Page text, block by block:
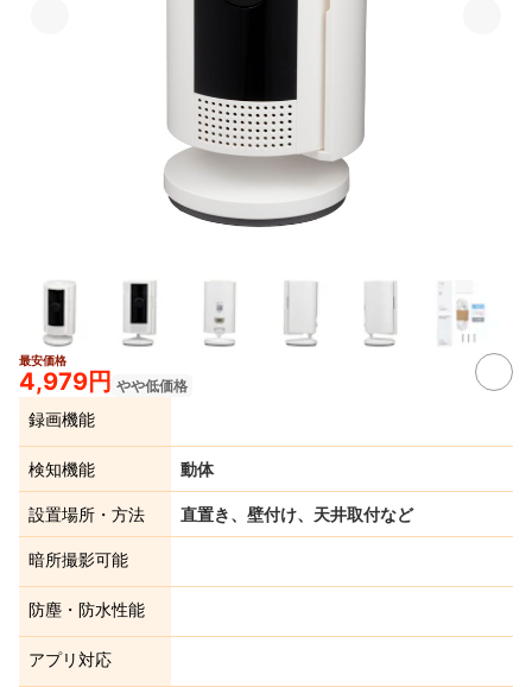
最安価格
4,979円 やや低価格
録画機能
検知機能 動体
設置場所・方法 直置き、壁付け、天井取付など
暗所撮影可能
防塵・防水性能
アプリ対応